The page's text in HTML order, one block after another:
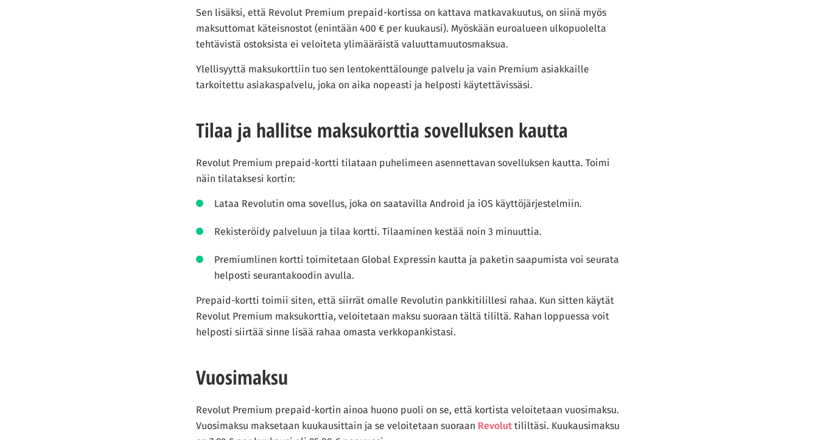
Sen lisäksi, että Revolut Premium prepaid-kortissa on kattava matkavakuutus, on siinä myös
maksuttomat käteisnostot (enintään 400 € per kuukausi). Myöskään euroalueen ulkopuolelta
tehtävistä ostoksista ei veloiteta ylimääräistä valuuttamuutosmaksua.
Ylellisyyttä maksukorttiin tuo sen lentokenttälounge palvelu ja vain Premium asiakkaille
tarkoitettu asiakaspalvelu, joka on aika nopeasti ja helposti käytettävissäsi.
Tilaa ja hallitse maksukorttia sovelluksen kautta
Revolut Premium prepaid-kortti tilataan puhelimeen asennettavan sovelluksen kautta. Toimi
näin tilataksesi kortin:
Lataa Revolutin oma sovellus, joka on saatavilla Android ja iOS käyttöjärjestelmiin.
Rekisteröidy palveluun ja tilaa kortti. Tilaaminen kestää noin 3 minuuttia.
Premiumlinen kortti toimitetaan Global Expressin kautta ja paketin saapumista voi seurata
helposti seurantakoodin avulla.
Prepaid-kortti toimii siten, että siirrät omalle Revolutin pankkitilillesi rahaa. Kun sitten käytät
Revolut Premium maksukorttia, veloitetaan maksu suoraan tältä tililtä. Rahan loppuessa voit
helposti siirtää sinne lisää rahaa omasta verkkopankistasi.
Vuosimaksu
Revolut Premium prepaid-kortin ainoa huono puoli on se, että kortista veloitetaan vuosimaksu.
Vuosimaksu maksetaan kuukausittain ja se veloitetaan suoraan Revolut tililtäsi. Kuukausimaksu